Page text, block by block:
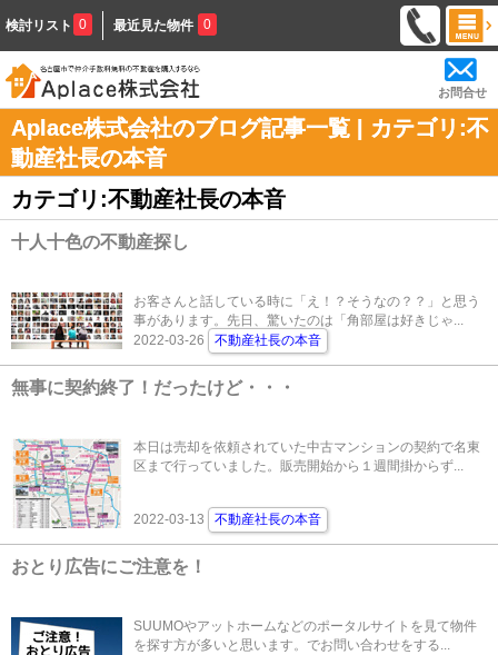
検討リスト 0 最近見た物件 0
お問合せ
Aplace株式会社のブログ記事一覧 | カテゴリ:不
動産社長の本音
カテゴリ:不動産社長の本音
十人十色の不動産探し
お客さんと話している時に「え！？そうなの？？」と思う
事があります。先日、驚いたのは「角部屋は好きじゃ...
2022-03-26
不動産社長の本音
無事に契約終了！だったけど・・・
本日は売却を依頼されていた中古マンションの契約で名東
区まで行っていました。販売開始から１週間掛からず...
2022-03-13 不動産社長の本音
おとり広告にご注意を！
SUUMOやアットホームなどのポータルサイトを見て物件
を探す方が多いと思います。でお問い合わせをする...